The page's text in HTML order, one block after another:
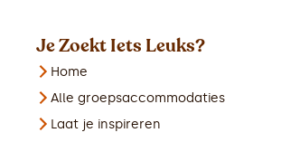
Je Zoekt Iets Leuks?
Home
Alle groepsaccommodaties
Laat je inspireren